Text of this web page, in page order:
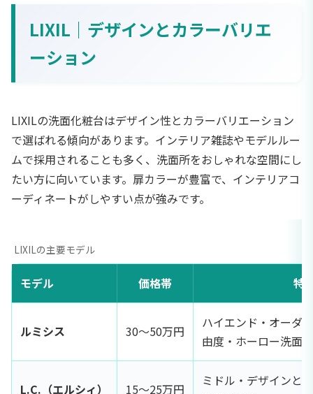
LIXIL｜デザインとカラーバリエ
ーション
LIXILの洗面化粧台はデザイン性とカラーバリエーション
で選ばれる傾向があります。インテリア雑誌やモデルルー
ムで採用されることも多く、洗面所をおしゃれな空間にし
たい方に向いています。扉カラーが豊富で、インテリアコ
ーディネートがしやすい点が強みです。
LIXILの主要モデル
モデル 価格帯 特
ルミシス 30〜50万円
ハイエンド・オーダ
由度・ホーロー洗面器
L.C.（エルシィ） 15〜25万円
ミドル・デザインと